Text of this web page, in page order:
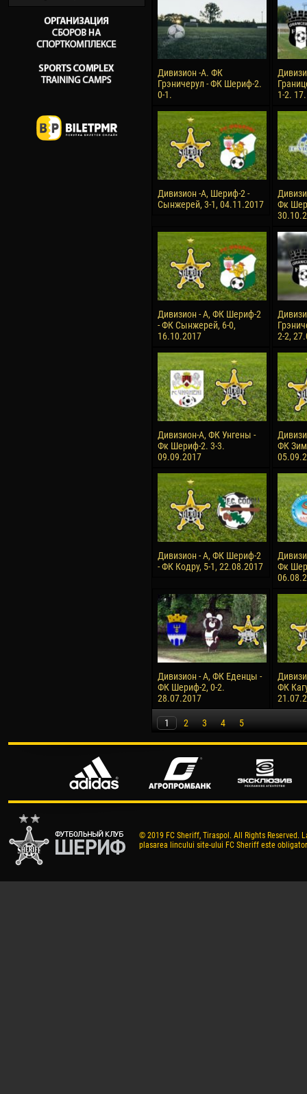
Дивизион -А. ФК
Грэничерул - ФК Шериф-2.
0-1.
1-2.
Дивизион -А, Шериф-2 -
Сынжерей, 3-1, 04.11.2017
Фк
Дивизион - А, ФК Шериф-2
- ФК Сынжерей, 6-0,
16.10.2017
2-2,
Дивизион-А, ФК Унгены -
Фк Шериф-2. 3-3.
09.09.2017
ФК
Дивизион - А, ФК Шериф-2
- ФК Кодру, 5-1, 22.08.2017
Фк
Дивизион - А, ФК Еденцы -
ФК Шериф-2, 0-2.
28.07.2017
ФК
1 2 3 4 5
© 2019 FC Sheriff, Tiraspol. All Rights
plasarea lincului site-ului FC Sheriff este